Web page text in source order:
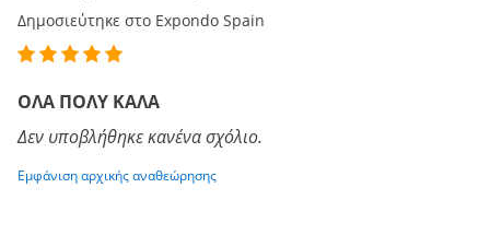
Δημοσιεύτηκε στο Expondo Spain
ΟΛΑ ΠΟΛΥ ΚΑΛΑ
Δεν υποβλήθηκε κανένα σχόλιο.
Εμφάνιση αρχικής αναθεώρησης